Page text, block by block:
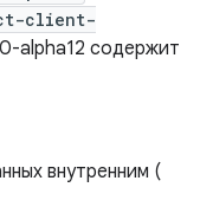
client-
alpha12 содержит
внутренним (